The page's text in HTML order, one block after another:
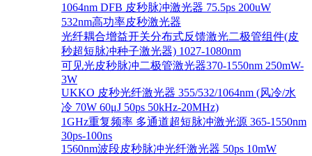
1064nm DFB 皮秒脉冲激光器 75.5ps 200uW
532nm高功率皮秒激光器
光纤耦合增益开关分布式反馈激光二极管组件(皮
秒超短脉冲种子激光器) 1027-1080nm
可见光皮秒脉冲二极管激光器370-1550nm 250mW-
3W
UKKO 皮秒光纤激光器 355/532/1064nm (风冷/水
冷 70W 60μJ 50ps 50kHz-20MHz)
1GHz重复频率 多通道超短脉冲激光源 365-1550nm
30ps-100ns
1560nm波段皮秒脉冲光纤激光器 50ps 10mW